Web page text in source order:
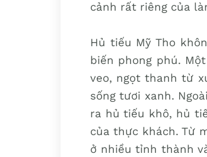
cảnh rất riêng của
Hủ tiếu Mỹ Tho
biến phong phú.
veo, ngọt thanh từ
sống tươi xanh.
ra hủ tiếu khô, hủ
của thực khách. Từ
ở nhiều tỉnh thành